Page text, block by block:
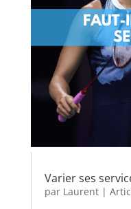
Varier ses
par Laurent|